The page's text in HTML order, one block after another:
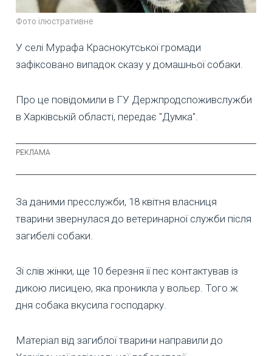
Фото ілюстративне
У селі Мурафа Краснокутської громади
зафіксовано випадок сказу у домашньої собаки.
Про це повідомили в ГУ Держпродспоживслужби
в Харківській області, передає "Думка".
За даними пресслужби, 18 квітня власниця
тварини звернулася до ветеринарної служби після
загибелі собаки.
Зі слів жінки, ще 10 березня її пес контактував із
дикою лисицею, яка проникла у вольєр. Того ж
дня собака вкусила господарку.
Матеріал від загиблої тварини направили до